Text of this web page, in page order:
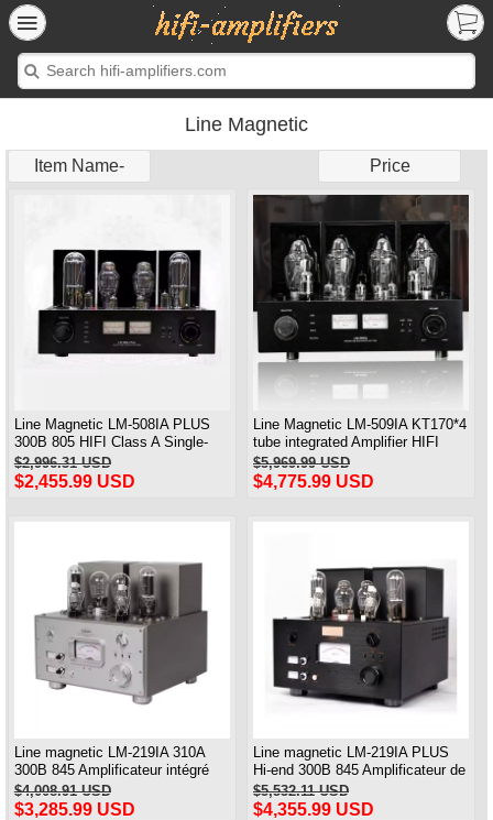
Line Magnetic
Item Name- Price
Line Magnetic LM-508IA PLUS
300B 805 HIFI Class A Single-
ended Integrated Amplifier
Vacuum Tube Amplifier
$2,996.31 USD
$2,455.99 USD
Line Magnetic LM-509IA KT170*4
tube integrated Amplifier HIFI
Class AB 130W*2
$5,969.99 USD
$4,775.99 USD
Line magnetic LM-219IA 310A
300B 845 Amplificateur intégré
Amplificateur de puissance
asymétrique de classe A
$4,008.91 USD
$3,285.99 USD
Line magnetic LM-219IA PLUS
Hi-end 300B 845 Amplificateur de
puissance de classe A à tube à
vide
$5,532.11 USD
$4,355.99 USD